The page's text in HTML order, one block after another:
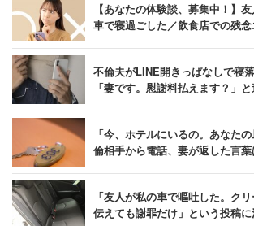
【あなたの体験談、募集中！】
車で寝過ごした／飲食店での残
不倫夫がLINE開きっぱなしで寝
「妻です。慰謝料払えます？」
「今、ホテルにいるの。あなた
倫相手から電話、妻が返した言
「友人が私の車で嘔吐した。ク
伝えても謝罪だけ」という投稿